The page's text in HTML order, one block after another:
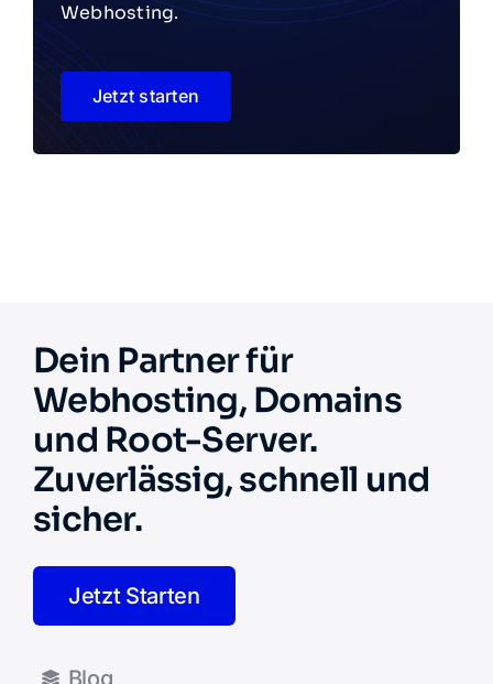
Webhosting.
Jetzt starten
Dein Partner für
Webhosting, Domains
und Root-Server.
Zuverlässig, schnell und
sicher.
Jetzt Starten
Blog